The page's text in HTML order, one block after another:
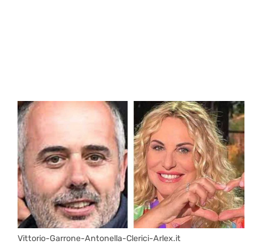
Vittorio-Garrone-Antonella-Clerici-Arlex.it